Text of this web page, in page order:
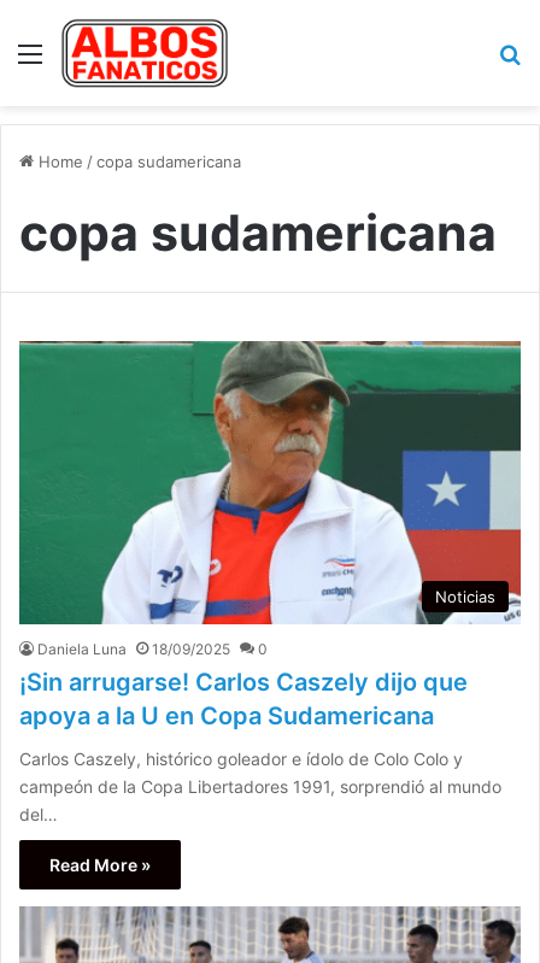
Menu
Home /copa sudamericana
copa sudamericana
Noticias
Daniela Luna 18/09/2025 0
¡Sin arrugarse! Carlos Caszely dijo que
apoya a la U en Copa Sudamericana
Carlos Caszely, histórico goleador e ídolo de Colo Colo y
campeón de la Copa Libertadores 1991, sorprendió al mundo
del…
Read More »